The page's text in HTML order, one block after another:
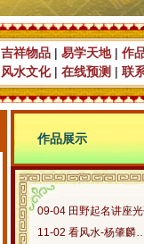
吉祥物品 | 易学天地| 作
风水文化| 在线预测 | 联
作品展示
09-04 田野起名讲座
11-02 看风水-杨肇麟